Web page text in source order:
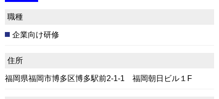
職種
企業向け研修
住所
福岡県福岡市博多区博多駅前2-1-1 福岡朝日ビル１F